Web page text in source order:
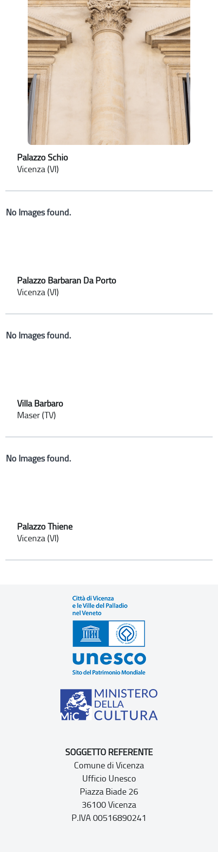
Palazzo Schio
Vicenza (VI)
No Images found.
Palazzo Barbaran Da Porto
Vicenza (VI)
No Images found.
Villa Barbaro
Maser (TV)
No Images found.
Palazzo Thiene
Vicenza (VI)
SOGGETTO REFERENTE
Comune di Vicenza
Ufficio Unesco
Piazza Biade 26
36100 Vicenza
P.IVA 00516890241